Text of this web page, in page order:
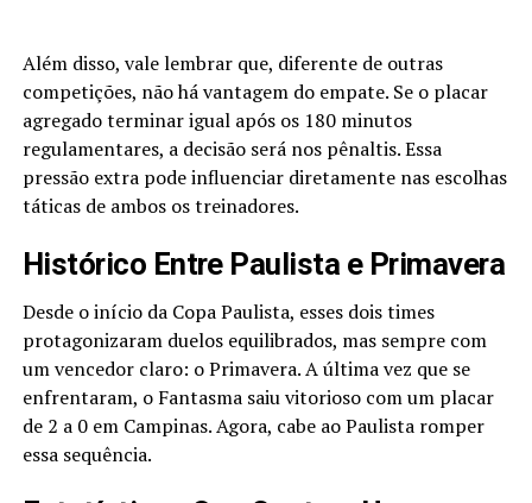
Além disso, vale lembrar que, diferente de outras
competições, não há vantagem do empate. Se o placar
agregado terminar igual após os 180 minutos
regulamentares, a decisão será nos pênaltis. Essa
pressão extra pode influenciar diretamente nas escolhas
táticas de ambos os treinadores.
Histórico Entre Paulista e Primavera
Desde o início da Copa Paulista, esses dois times
protagonizaram duelos equilibrados, mas sempre com
um vencedor claro: o Primavera. A última vez que se
enfrentaram, o Fantasma saiu vitorioso com um placar
de 2 a 0 em Campinas. Agora, cabe ao Paulista romper
essa sequência.